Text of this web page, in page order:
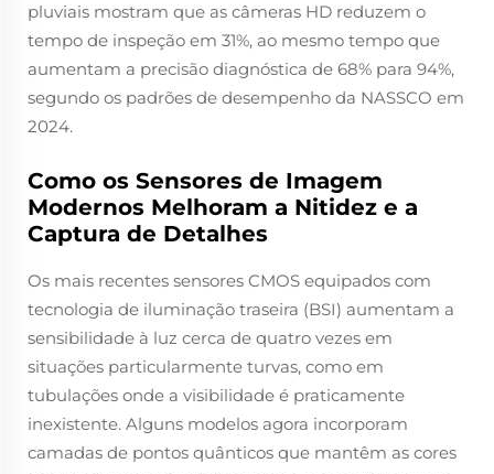
pluviais mostram que as câmeras HD reduzem o
tempo de inspeção em 31%, ao mesmo tempo que
aumentam a precisão diagnóstica de 68% para 94%,
segundo os padrões de desempenho da NASSCO em
2024.
Como os Sensores de Imagem
Modernos Melhoram a Nitidez e a
Captura de Detalhes
Os mais recentes sensores CMOS equipados com
tecnologia de iluminação traseira (BSI) aumentam a
sensibilidade à luz cerca de quatro vezes em
situações particularmente turvas, como em
tubulações onde a visibilidade é praticamente
inexistente. Alguns modelos agora incorporam
camadas de pontos quânticos que mantêm as cores